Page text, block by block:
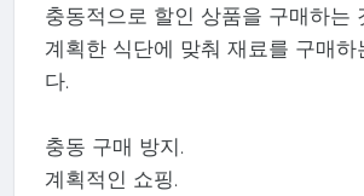
충동적으로 할인 상품을 구매하는
계획한 식단에 맞춰 재료를 구매하
다.
충동 구매 방지.
계획적인 쇼핑.